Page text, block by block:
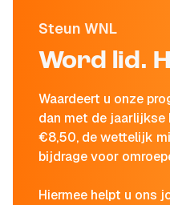
Steun WNL
Word lid.
Waardeert u onze
dan met de
€8,50, de wettelijk
bijdrage voor
Hiermee helpt u ons